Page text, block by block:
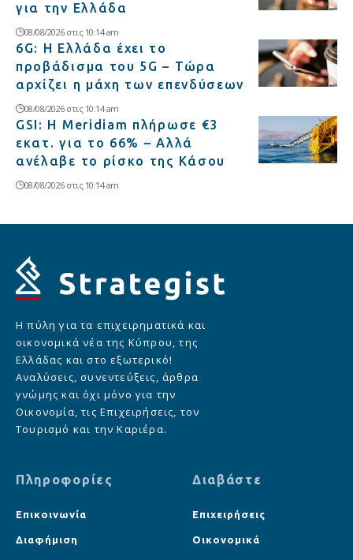
για την Ελλάδα
08/08/2026 στις 10:14 am
6G: Η Ελλάδα έχει το
προβάδισμα του 5G – Τώρα
αρχίζει η μάχη των επενδύσεων
08/08/2026 στις 10:14 am
GSI: Η Meridiam πλήρωσε €3
εκατ. για το 66% – Αλλά
ανέλαβε το ρίσκο της Κάσου
08/08/2026 στις 10:14 am
Η πύλη για τα επιχειρηματικά και
οικονομικά νέα της Κύπρου, της
Ελλάδας και στο εξωτερικό!
Αναλύσεις, συνεντεύξεις, άρθρα
γνώμης και όχι μόνο για την
Οικονομία, τις Επιχειρήσεις, τον
Τουρισμό και την Καριέρα.
Πληροφορίες
Επικοινωνία
Διαφήμιση
Διαβάστε
Επιχειρήσεις
Οικονομικά